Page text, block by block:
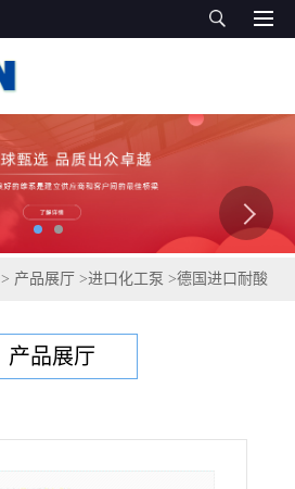
> 产品展厅 >进口化工泵 >德国进口耐酸
产品展厅